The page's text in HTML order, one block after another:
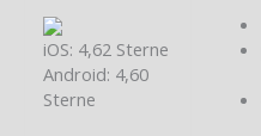
iOS: 4,62 Sterne
Android: 4,60
Sterne